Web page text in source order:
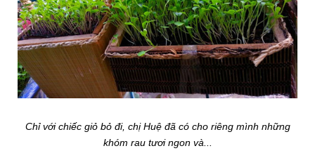
Chỉ với chiếc giỏ bỏ đi, chị Huệ đã có cho riêng mình những
khóm rau tươi ngon và...